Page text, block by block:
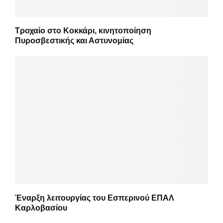
Τροχαίο στο Κοκκάρι, κινητοποίηση
Πυροσβεστικής και Αστυνομίας
Έναρξη λειτουργίας του Εσπερινού ΕΠΑΛ
Καρλοβασίου